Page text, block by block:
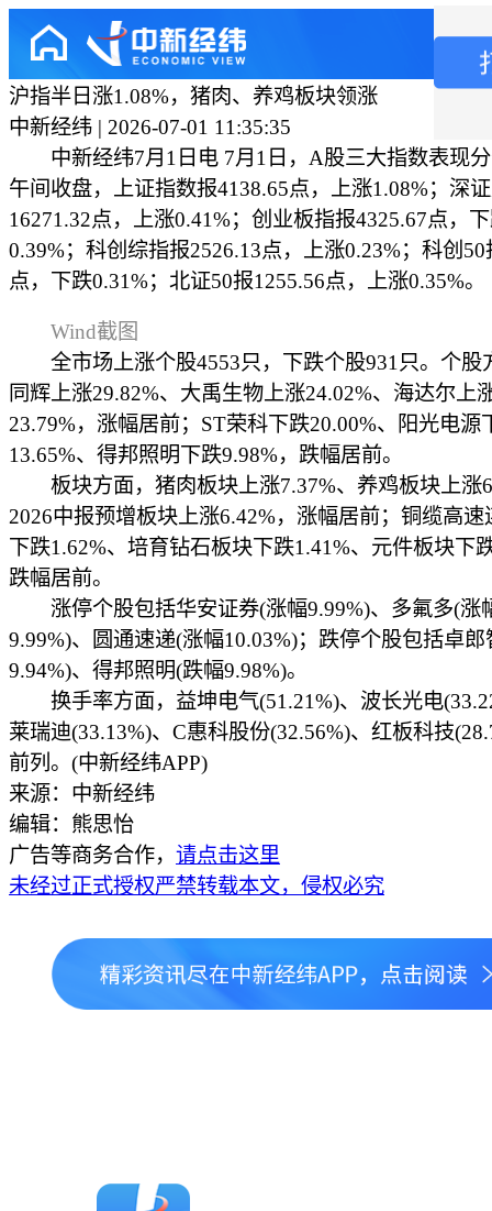
沪指半日涨1.08%，猪肉、养鸡板块领涨
中新经纬 | 2026-07-01 11:35:35
中新经纬7月1日电 7月1日，A股三大指数表现
午间收盘，上证指数报4138.65点，上涨1.08%；深
16271.32点，上涨0.41%；创业板指报4325.67点，
0.39%；科创综指报2526.13点，上涨0.23%；科创50
点，下跌0.31%；北证50报1255.56点，上涨0.35%。
Wind截图
全市场上涨个股4553只，下跌个股931只。个股
同辉上涨29.82%、大禹生物上涨24.02%、海达尔上
23.79%，涨幅居前；ST荣科下跌20.00%、阳光电源
13.65%、得邦照明下跌9.98%，跌幅居前。
板块方面，猪肉板块上涨7.37%、养鸡板块上涨
2026中报预增板块上涨6.42%，涨幅居前；铜缆高速
下跌1.62%、培育钻石板块下跌1.41%、元件板块下
跌幅居前。
涨停个股包括华安证券(涨幅9.99%)、多氟多(涨
9.99%)、圆通速递(涨幅10.03%)；跌停个股包括卓
9.94%)、得邦照明(跌幅9.98%)。
换手率方面，益坤电气(51.21%)、波长光电
莱瑞迪(33.13%)、C惠科股份(32.56%)、红板科技
前列。(中新经纬APP)
来源：中新经纬
编辑：熊思怡
广告等商务合作， 请点击这里
未经过正式授权严禁转载本文，侵权必究